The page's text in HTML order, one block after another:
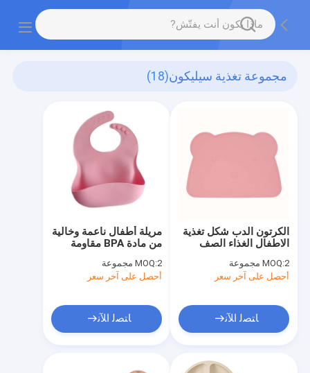
مجموعة تغذية سيليكون(18)
مريلة أطفال ناعمة وخالية
من مادة BPA مقاومة
أطفال مريحة للتغذية
MOQ:2 مجموعة
أحصل على آخر سعر
ﺎﺘﺼﻟ ﺍﻶﻧ
الكرتون الدب شكل تغذية
الاطفال الغذاء الصف
عشاء تحديد الموقع
للطفل
MOQ:2 مجموعة
أحصل على آخر سعر
ﺎﺘﺼﻟ ﺍﻶﻧ